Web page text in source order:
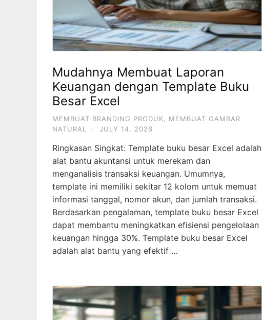
Mudahnya Membuat Laporan
Keuangan dengan Template Buku
Besar Excel
MEMBUAT BRANDING PRODUK
MEMBUAT GAMBAR
NATURAL
· JULY 14, 2026
Ringkasan Singkat: Template buku besar Excel adalah
alat bantu akuntansi untuk merekam dan
menganalisis transaksi keuangan. Umumnya,
template ini memiliki sekitar 12 kolom untuk memuat
informasi tanggal, nomor akun, dan jumlah transaksi.
Berdasarkan pengalaman, template buku besar Excel
dapat membantu meningkatkan efisiensi pengelolaan
keuangan hingga 30%. Template buku besar Excel
adalah alat bantu yang efektif …